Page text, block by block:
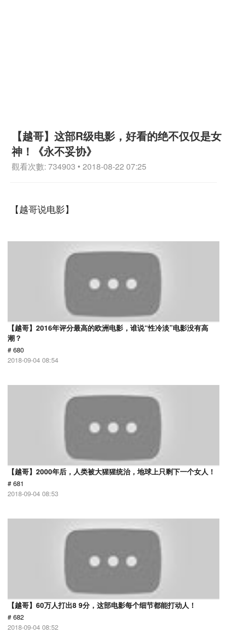
【越哥】这部R级电影，好看的绝不仅仅是女
神！《永不妥协》
觀看次數: 734903 • 2018-08-22 07:25
【越哥说电影】
【越哥】2016年评分最高的欧洲电影，谁说“性冷淡”电影没有高
潮？
# 680
2018-09-04 08:54
【越哥】2000年后，人类被大猩猩统治，地球上只剩下一个女人！
# 681
2018-09-04 08:53
【越哥】60万人打出8 9分，这部电影每个细节都能打动人！
# 682
2018-09-04 08:52